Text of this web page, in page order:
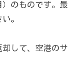
のものです。最
。
して、空港のサ